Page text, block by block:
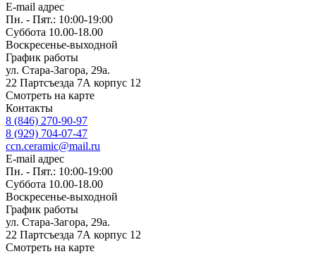
E-mail адрес
Пн. - Пят.: 10:00-19:00
Суббота 10.00-18.00
Воскресенье-выходной
График работы
ул. Стара-Загора, 29а.
22 Партсъезда 7А корпус 12
Смотреть на карте
Контакты
8 (846) 270-90-97
8 (929) 704-07-47
ccn.ceramic@mail.ru
E-mail адрес
Пн. - Пят.: 10:00-19:00
Суббота 10.00-18.00
Воскресенье-выходной
График работы
ул. Стара-Загора, 29а.
22 Партсъезда 7А корпус 12
Смотреть на карте